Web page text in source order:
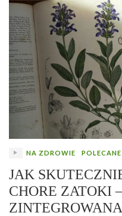
NA ZDROWIE POLECANE
JAK
CHORE ZATOKI
ZINTEGROWANA